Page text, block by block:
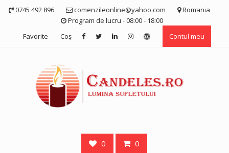
Skip 0745 492 896 comenzileonline@yahoo.com
Romania
Program de lucru - 08:00 - 18:00
Favorite
Coş Contul meu
0 0